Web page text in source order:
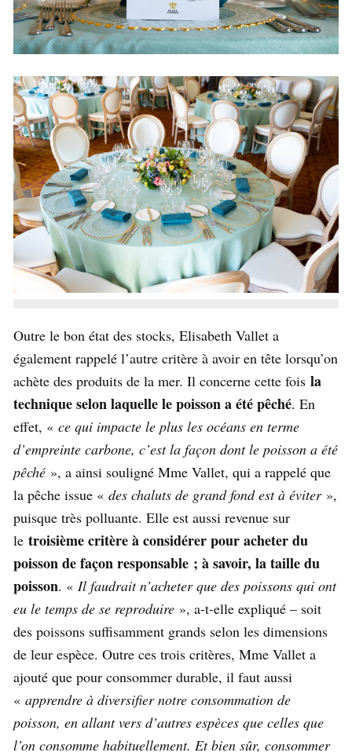
Outre le bon état des stocks, Elisabeth Vallet a
également rappelé l’autre critère à avoir en tête lorsqu’on
achète des produits de la mer. Il concerne cette fois la
technique selon laquelle le poisson a été pêché. En
effet, « ce qui impacte le plus les océans en terme
d’empreinte carbone, c’est la façon dont le poisson a été
pêché », a ainsi souligné Mme Vallet, qui a rappelé que
la pêche issue « des chaluts de grand fond est à éviter»,
puisque très polluante. Elle est aussi revenue sur
le troisième critère à considérer pour acheter du
poisson de façon responsable ; à savoir, la taille du
poisson. « Il faudrait n’acheter que des poissons qui ont
eu le temps de se reproduire », a-t-elle expliqué – soit
des poissons suffisamment grands selon les dimensions
de leur espèce. Outre ces trois critères, Mme Vallet a
ajouté que pour consommer durable, il faut aussi
« apprendre à diversifier notre consommation de
poisson, en allant vers d’autres espèces que celles que
l’on consomme habituellement. Et bien sûr, consommer